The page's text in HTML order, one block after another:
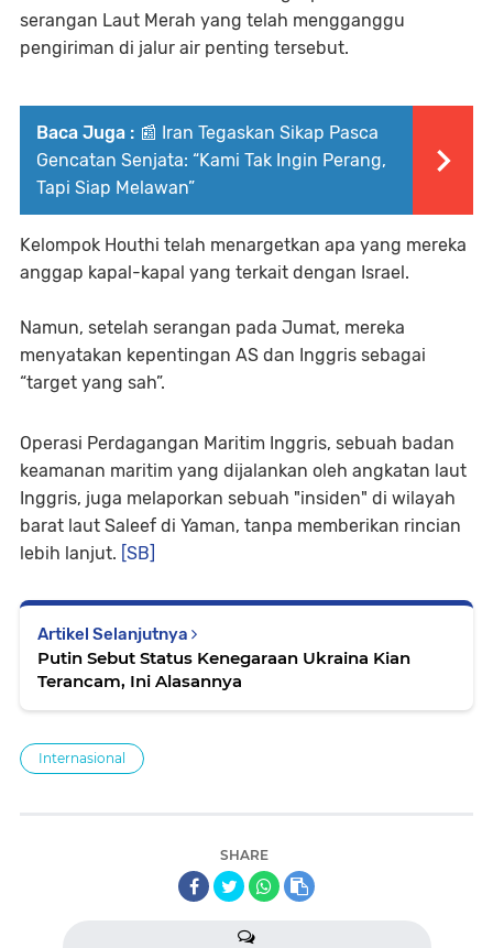
serangan Laut Merah yang telah mengganggu
pengiriman di jalur air penting tersebut.
Baca Juga : 📰 Iran Tegaskan Sikap Pasca
Gencatan Senjata: “Kami Tak Ingin Perang,
Tapi Siap Melawan”
Kelompok Houthi telah menargetkan apa yang mereka
anggap kapal-kapal yang terkait dengan Israel.
Namun, setelah serangan pada Jumat, mereka
menyatakan kepentingan AS dan Inggris sebagai
“target yang sah”.
Operasi Perdagangan Maritim Inggris, sebuah badan
keamanan maritim yang dijalankan oleh angkatan laut
Inggris, juga melaporkan sebuah "insiden" di wilayah
barat laut Saleef di Yaman, tanpa memberikan rincian
lebih lanjut. [SB]
Artikel Selanjutnya
Putin Sebut Status Kenegaraan Ukraina Kian
Terancam, Ini Alasannya
Internasional
SHARE